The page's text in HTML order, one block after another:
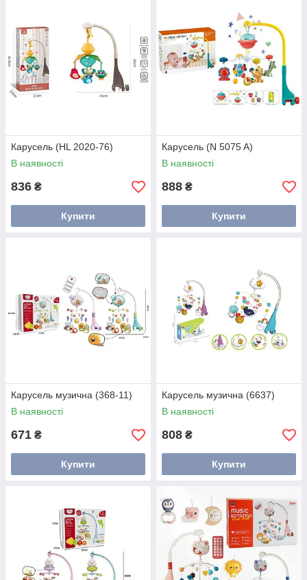
Карусель (HL 2020-76)
В наявності
836 ₴
Купити
Карусель (N 5075 A)
В наявності
888 ₴
Купити
Карусель музична (368-11)
В наявності
671 ₴
Купити
Карусель музична (6637)
В наявності
808 ₴
Купити